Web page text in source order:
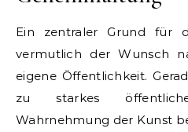
Ein zentraler Grund für
vermutlich der Wunsch
eigene Öffentlichkeit.
zu starkes
Wahrnehmung der Kunst